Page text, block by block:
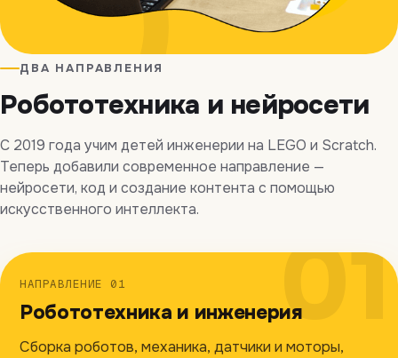
ДВА НАПРАВЛЕНИЯ
Робототехника и нейросети
С 2019 года учим детей инженерии на LEGO и Scratch.
Теперь добавили современное направление —
нейросети, код и создание контента с помощью
искусственного интеллекта.
01
НАПРАВЛЕНИЕ 01
Робототехника и инженерия
Сборка роботов, механика, датчики и моторы,